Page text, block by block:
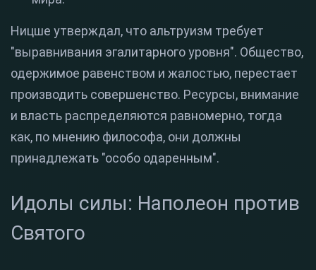
Ницше утверждал, что альтруизм требует
"выравнивания эгалитарного уровня". Общество,
одержимое равенством и жалостью, перестает
производить совершенство. Ресурсы, внимание
и власть распределяются равномерно, тогда
как, по мнению философа, они должны
принадлежать "особо одаренным".
Идолы силы: Наполеон против
Святого